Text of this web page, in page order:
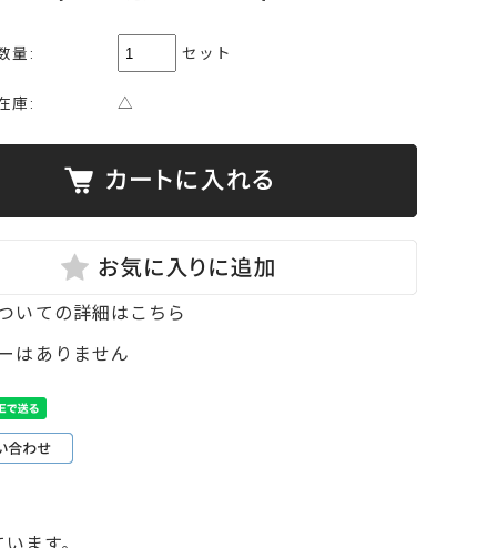
量: セット
庫: △
いての詳細はこちら
はありません
ます。